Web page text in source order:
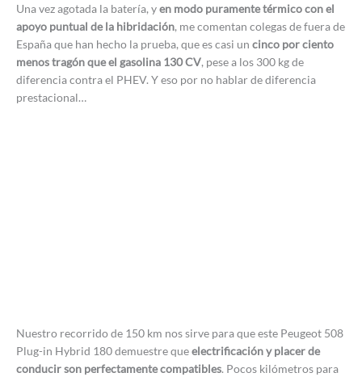
Una vez agotada la batería, yen modo puramente térmico con el
apoyo puntual de la hibridación, me comentan colegas de fuera de
España que han hecho la prueba, que es casi un cinco por ciento
menos tragón que el gasolina 130 CV, pese a los 300 kg de
diferencia contra el PHEV. Y eso por no hablar de diferencia
prestacional…
Nuestro recorrido de 150 km nos sirve para que este Peugeot 508
Plug-in Hybrid 180 demuestre queelectrificación y placer de
conducir son perfectamente compatibles. Pocos kilómetros para